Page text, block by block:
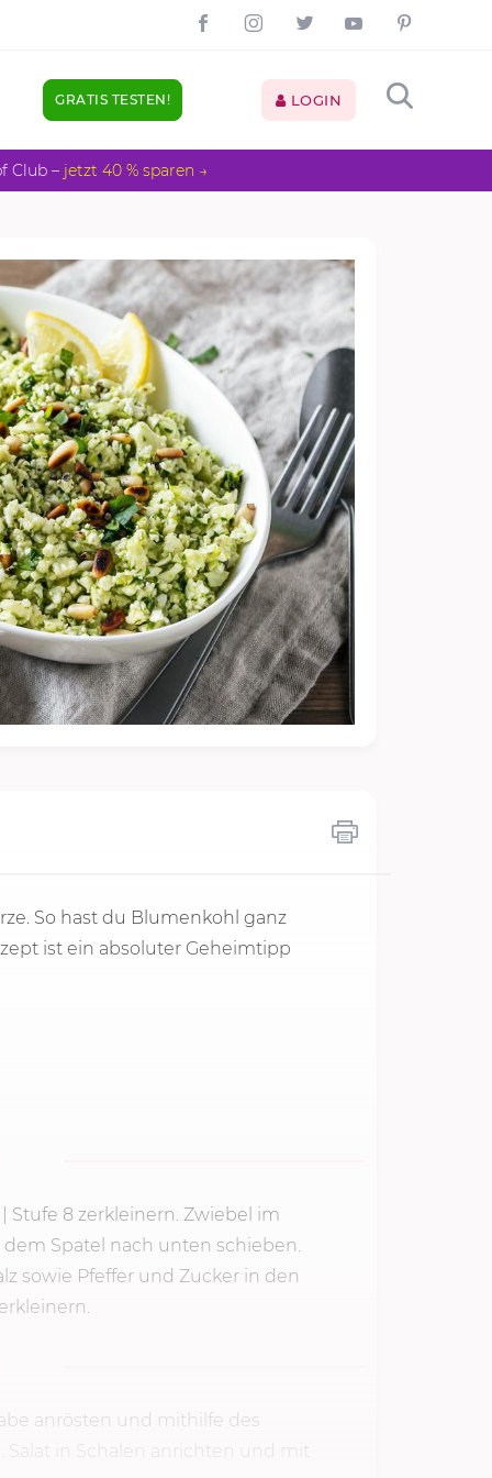
GRATIS TESTEN! LOGIN
Club – jetzt 40 % sparen →
So hast du Blumenkohl ganz
ist ein absoluter Geheimtipp
Stufe 8 zerkleinern. Zwiebel im
Spatel nach unten schieben.
sowie Pfeffer und Zucker in den
anrösten und mithilfe des
Salat in Schalen anrichten und mit